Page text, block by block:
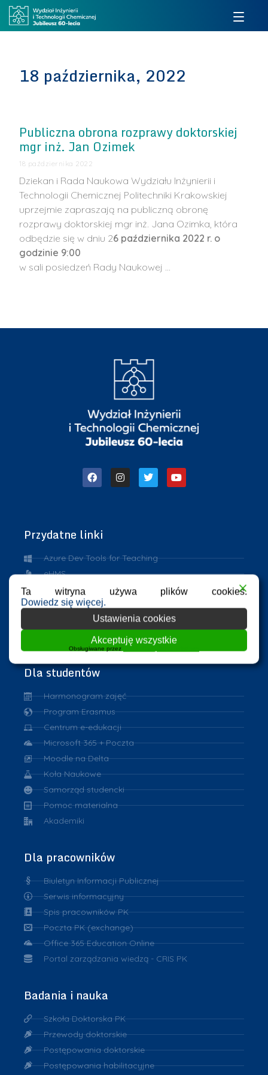
18 października, 2022
Publiczna obrona rozprawy doktorskiej
mgr inż. Jan Ozimek
18 października 2022
Dziekan i Rada Naukowa Wydziału Inżynierii i
Technologii Chemicznej Politechniki Krakowskiej
uprzejmie zapraszają na publiczną obronę
rozprawy doktorskiej mgr inż. Jana Ozimka, która
odbędzie się w dniu 26 października 2022 r. o
godzinie 9:00
w sali posiedzeń Rady Naukowej …
Przydatne linki
Azure Dev Tools for Teaching
eHMS
ASAP
Repozytorium PK
Dla studentów
Harmonogram zajęć
Program Erasmus
Centrum e-edukacji
Microsoft 365 + Poczta
Moodle na Delta
Koła Naukowe
Samorząd studencki
Pomoc materialna
Akademiki
Dla pracowników
Biuletyn Informacji Publicznej
Serwis informacyjny
Spis pracowników PK
Poczta PK (exchange)
Office 365 Education Online
Portal zarządzania wiedzą - CRIS PK
Badania i nauka
Szkoła Doktorska PK
Przewody doktorskie
Postępowania doktorskie
Postępowania habilitacyjne
Ta witryna używa plików cookies.
Dowiedz się więcej.
Ustawienia cookies
Akceptuję wszystkie
Obsługiwane przez